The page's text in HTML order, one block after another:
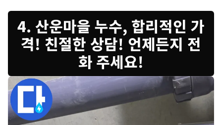
4. 산운마을 누수, 합리적인 가
격! 친절한 상담! 언제든지 전
화 주세요!